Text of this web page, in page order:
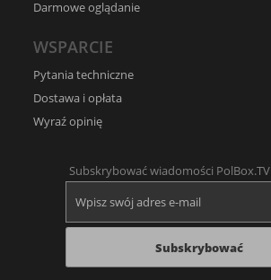
Darmowe oglądanie
WSPARCIE
Pytania techniczne
Dostawa i opłata
Wyraź opinię
Subskrybować wiadomości PolBox.TV
Subskrybować